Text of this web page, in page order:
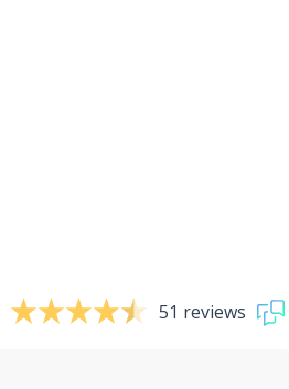
51 reviews